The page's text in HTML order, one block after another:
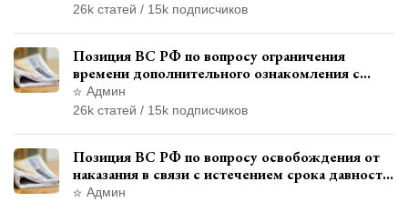
26k статей / 15k подписчиков
Позиция ВС РФ по вопросу ограничения
времени дополнительного ознакомления с
материалами уголовного дела
Админ
26k статей / 15k подписчиков
Позиция ВС РФ по вопросу освобождения от
наказания в связи с истечением срока давности
уголовного преследования
Админ